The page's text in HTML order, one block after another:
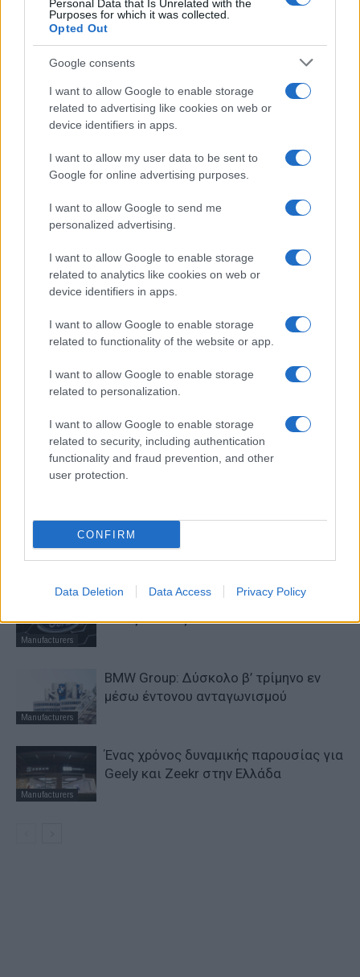
Personal Data that Is Unrelated with the
Purposes for which it was collected.
Opted Out
Google consents
I want to allow Google to enable storage
related to advertising like cookies on web or
device identifiers in apps.
I want to allow my user data to be sent to
Google for online advertising purposes.
I want to allow Google to send me
personalized advertising.
I want to allow Google to enable storage
related to analytics like cookies on web or
device identifiers in apps.
I want to allow Google to enable storage
related to functionality of the website or app.
I want to allow Google to enable storage
related to personalization.
I want to allow Google to enable storage
related to security, including authentication
functionality and fraud prevention, and other
user protection.
CONFIRM
Data Deletion Data Access Privacy Policy
ΕΤΙΚΕΤΕΣ AIGLON Α.Ε. Peugeot Ελλάδα
Προηγούμενο άρθρο
Υψηλή βαθμολόγηση
ασφαλείας για το DS 3
Crossback
Επόμενο άρθρο
Το νέο Škoda SCALA με 5
αστέρια στον Euro NCAP
ΠΑΡΟΜΟΙΑ ΑΡΘΡΑ
ΠΕΡΙΣΣΟΤΕΡΑ ΑΠΟ ΤΟΝ ΔΗΜΙΟΥΡΓΟ
Σε κινεζική… πολιορκία η ευρωπαϊκή
αυτοκινητοβιομηχανία
Η Chery επενδύει 75 εκατ. δολάρια
στην KG Mobility
Manufacturers
VW: Η δύσκολη εξίσωση της
αναδιάρθρωσης
Manufacturers
Ford: Θέμα χρόνου η είσοδος των
Κινέζων στις ΗΠΑ
Manufacturers
BMW Group: Δύσκολο β’ τρίμηνο εν
μέσω έντονου ανταγωνισμού
Manufacturers
Ένας χρόνος δυναμικής παρουσίας για
Geely και Zeekr στην Ελλάδα